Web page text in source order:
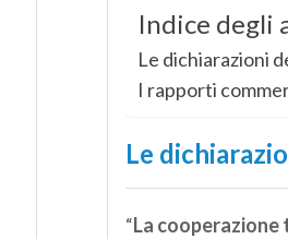
Indice degli
Le dichiarazioni
I rapporti
Le
“La